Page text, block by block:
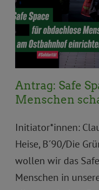
Aktuelles
und
Antrag: Safe
Menschen
Initiator*innen:
Heise, B´90/Die
wollen wir das
Menschen in